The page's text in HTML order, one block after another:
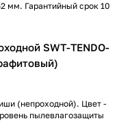
мм. Гарантийный срок 10
SWT-TENDO-
(непроходной). Цвет -
пылевлагозащиты